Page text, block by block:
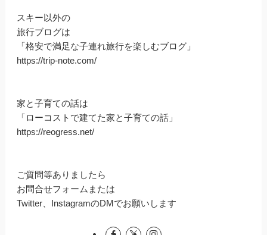
スキー以外の
旅行ブログは
「格安で満足な子連れ旅行を楽しむブログ」
https://trip-note.com/
家と子育ての話は
「ローコストで建てた家と子育ての話」
https://reogress.net/
ご質問等ありましたら
お問合せフォームまたは
Twitter、InstagramのDMでお願いします